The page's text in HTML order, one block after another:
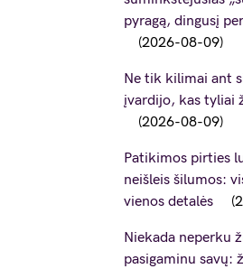
pyragą, dingusį
2026-08-09
Ne tik kilimai ant
įvardijo, kas tyliai
2026-08-09
Patikimos pirties
neišleis šilumos:
vienos detalės
Niekada neperku
pasigaminu savų: